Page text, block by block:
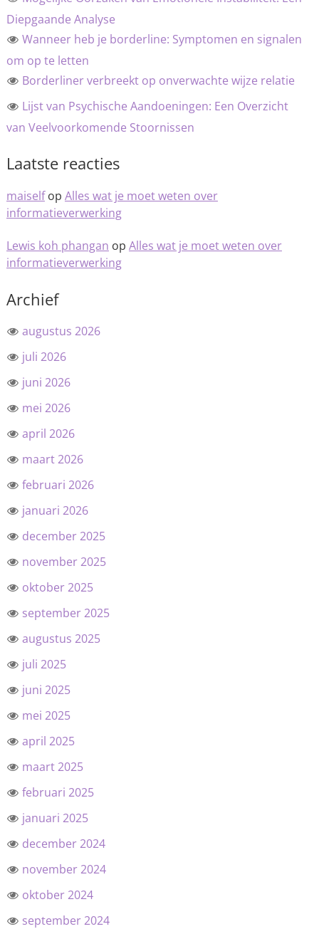
Diepgaande Analyse
Wanneer heb je borderline: Symptomen en signalen
om op te letten
Borderliner verbreekt op onverwachte wijze relatie
Lijst van Psychische Aandoeningen: Een Overzicht
van Veelvoorkomende Stoornissen
Laatste reacties
maiselfop Alles wat je moet weten over
informatieverwerking
Lewis koh phangan op Alles wat je moet weten over
informatieverwerking
Archief
augustus 2026
juli 2026
juni 2026
mei 2026
april 2026
maart 2026
februari 2026
januari 2026
december 2025
november 2025
oktober 2025
september 2025
augustus 2025
juli 2025
juni 2025
mei 2025
april 2025
maart 2025
februari 2025
januari 2025
december 2024
november 2024
oktober 2024
september 2024